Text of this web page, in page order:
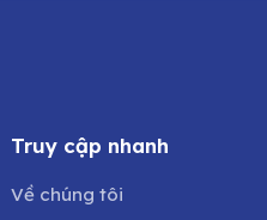
Truy cập nhanh
Về chúng tôi